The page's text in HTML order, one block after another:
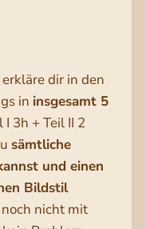
erkläre dir in den
in insgesamt 5
I 3h + Teil II 2
sämtliche
und einen
Bildstil
nicht mit